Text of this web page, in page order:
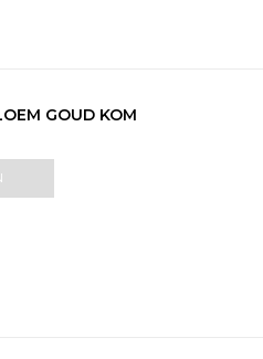
GOUD KOM